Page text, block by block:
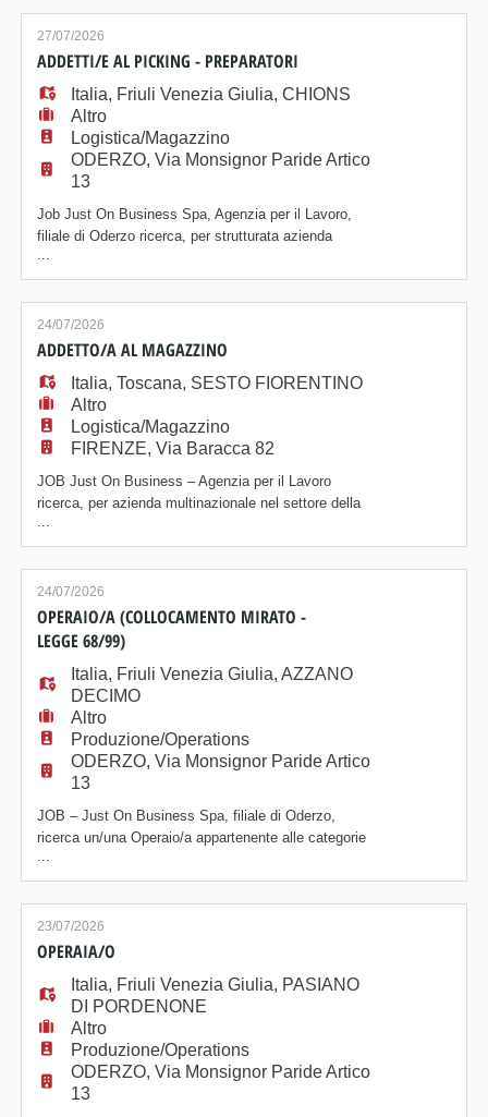
magazzino logistico e si occuperanno della
movimentazione merci in uscita tramite utilizzo
commissionatore, prelievo manuale da scaffale con
27/07/2026
ADDETTI/E AL PICKING - PREPARATORI
Italia, Friuli Venezia Giulia, CHIONS
Altro
Logistica/Magazzino
ODERZO, Via Monsignor Paride Artico
13
Job Just On Business Spa, Agenzia per il Lavoro,
filiale di Oderzo ricerca, per strutturata azienda
operante nel settore GDO - alimentare, nella zona di
Chions (PN): ADDETTI/E AL PICKING -
PREPARATORI Le risorse saranno inserite all'interno
del magazzino logistico e si occuperanno
dell'evasione delle liste di prelievo, relative al reparto
...
24/07/2026
ADDETTO/A AL MAGAZZINO
Italia, Toscana, SESTO FIORENTINO
Altro
Logistica/Magazzino
FIRENZE, Via Baracca 82
JOB Just On Business – Agenzia per il Lavoro
ricerca, per azienda multinazionale nel settore della
moda, un/a Addetto/a al Magazzino. Posizione La
risorsa sarà inserita all'interno del magazzino e si
occuperà di: - Carico e scarico merci. -
Movimentazione della merce all'interno del
magazzino. - Picking e preparazione degli ordini. -
Imballag
...
24/07/2026
OPERAIO/A (COLLOCAMENTO MIRATO -
LEGGE 68/99)
Italia, Friuli Venezia Giulia, AZZANO
DECIMO
Altro
Produzione/Operations
ODERZO, Via Monsignor Paride Artico
13
JOB – Just On Business Spa, filiale di Oderzo,
ricerca un/una Operaio/a appartenente alle categorie
protette, ai sensi della Legge 68/99 (art. 1) per
inserimento presso azienda cliente, operante nel
settore tessile. La risorsa sarà inserita in produzione
e svolgerà le seguenti mansioni: Attività previste: ·
Utilizzo della macchina taglia-cu
...
23/07/2026
OPERAIA/O
Italia, Friuli Venezia Giulia, PASIANO
DI PORDENONE
Altro
Produzione/Operations
ODERZO, Via Monsignor Paride Artico
13